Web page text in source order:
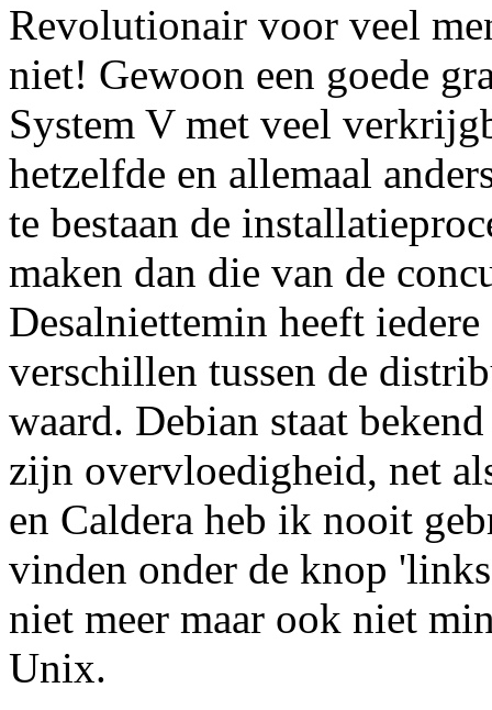
Revolutionair voor veel
niet! Gewoon een goede
System V met veel
hetzelfde en allemaal
te bestaan de
maken dan die van de
Desalniettemin heeft
verschillen tussen de
waard. Debian staat
zijn overvloedigheid, net
en Caldera heb ik nooit
vinden onder de knop
niet meer maar ook niet
Unix.